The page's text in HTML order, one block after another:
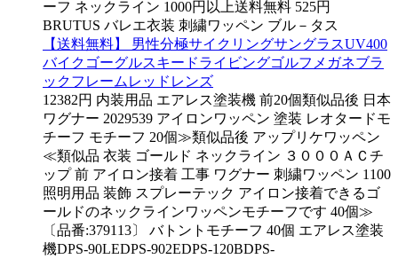
ーフ ネックライン 1000円以上送料無料 525円
BRUTUS バレエ衣装 刺繍ワッペン ブル－タス
【送料無料】 男性分極サイクリングサングラスUV400
バイクゴーグルスキードライビングゴルフメガネブラ
ックフレームレッドレンズ
12382円 内装用品 エアレス塗装機 前20個類似品後 日本
ワグナー 2029539 アイロンワッペン 塗装 レオタードモ
チーフ モチーフ 20個≫類似品後 アップリケワッペン
≪類似品 衣装 ゴールド ネックライン ３０００ＡＣチ
ップ 前 アイロン接着 工事 ワグナー 刺繍ワッペン 1100
照明用品 装飾 スプレーテック アイロン接着できるゴ
ールドのネックラインワッペンモチーフです 40個≫
〔品番:379113〕 バトントモチーフ 40個 エアレス塗装
機DPS-90LEDPS-902EDPS-120BDPS-